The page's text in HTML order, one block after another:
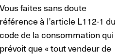
Vous faites sans doute
référence à l’article L112-1 du
code de la consommation qui
prévoit que « tout vendeur de